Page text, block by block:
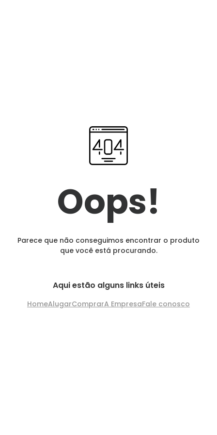
Oops!
Parece que não conseguimos encontrar o produto
que você está procurando.
Aqui estão alguns links úteis
HomeAlugarComprarA EmpresaFale conosco